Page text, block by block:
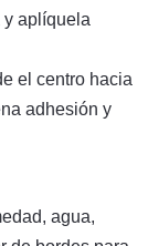
y aplíquela
el centro hacia
adhesión y
agua,